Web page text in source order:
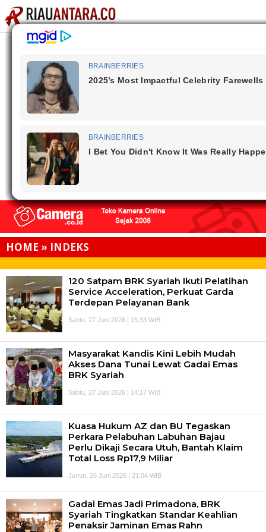
HOME » INDEKS
120 Satpam BRK Syariah Ikuti Pelatihan
Service Acceleration, Perkuat Garda
Terdepan Pelayanan Bank
Sabtu, 27 Juni 2026 | 15:33 WIB
Masyarakat Kandis Kini Lebih Mudah
Akses Dana Tunai Lewat Gadai Emas
BRK Syariah
Sabtu, 27 Juni 2026 | 14:17 WIB
Kuasa Hukum AZ dan BU Tegaskan
Perkara Pelabuhan Labuhan Bajau
Perlu Dikaji Secara Utuh, Bantah Klaim
Total Loss Rp17,9 Miliar
Jumat, 26 Juni 2026 | 21:04 WIB
Gadai Emas Jadi Primadona, BRK
Syariah Tingkatkan Standar Keahlian
Penaksir Jaminan Emas Rahn